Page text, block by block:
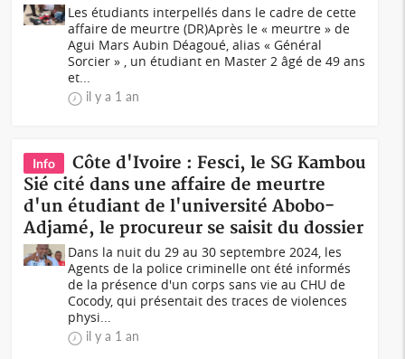
Les étudiants interpellés dans le cadre de cette
affaire de meurtre (DR)Après le « meurtre » de
Agui Mars Aubin Déagoué, alias « Général
Sorcier » , un étudiant en Master 2 âgé de 49 ans
et...
il y a 1 an
Info
Côte d'Ivoire : Fesci, le SG Kambou
Sié cité dans une affaire de meurtre
d'un étudiant de l'université Abobo-
Adjamé, le procureur se saisit du dossier
Dans la nuit du 29 au 30 septembre 2024, les
Agents de la police criminelle ont été informés
de la présence d'un corps sans vie au CHU de
Cocody, qui présentait des traces de violences
physi...
il y a 1 an